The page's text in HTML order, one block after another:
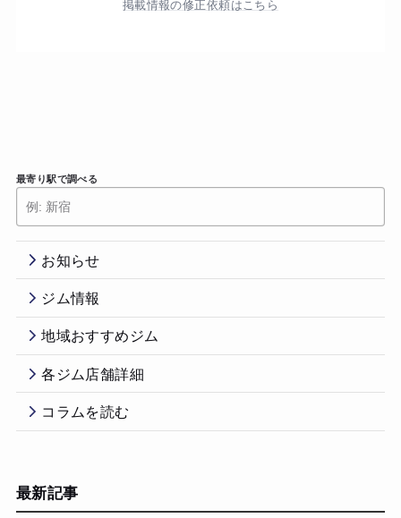
掲載情報の修正依頼はこちら
最寄り駅で調べる
お知らせ
ジム情報
地域おすすめジム
各ジム店舗詳細
コラムを読む
最新記事